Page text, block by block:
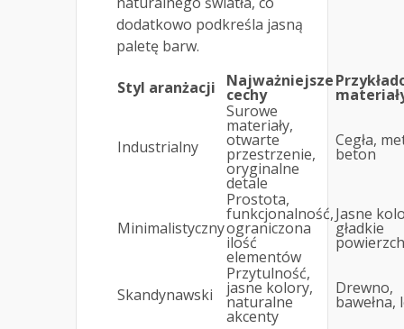
dodatkowo podkreśla jasną
paletę barw.
Styl aranżacji Najważniejsze
cechy
Industrialny
Surowe
materiały,
otwarte
przestrzenie,
oryginalne
detale
Cegła,
beton
Minimalistyczny
Prostota,
funkcjonalność,
ograniczona
ilość
elementów
Jasne
gładkie
Skandynawski
Przytulność,
jasne kolory,
naturalne
akcenty
Drewno,
bawełna,